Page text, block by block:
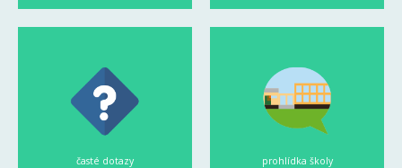
časté dotazy prohlídka školy